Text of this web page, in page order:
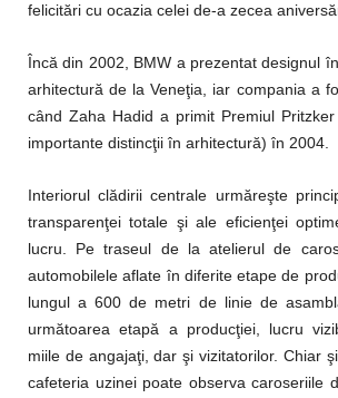
felicitări cu ocazia celei de-a zecea
Încă din 2002, BMW a prezentat designul
arhitectură de la Veneţia, iar compania a
când Zaha Hadid a primit Premiul
importante distincţii în arhitectură) în 2004.
Interiorul clădirii centrale urmăreşte
transparenţei totale şi ale eficienţei
lucru. Pe traseul de la atelierul de
automobilele aflate în diferite etape de
lungul a 600 de metri de linie de
următoarea etapă a producţiei, lucru
miile de angajaţi, dar şi vizitatorilor. Chiar
cafeteria uzinei poate observa caroseriile